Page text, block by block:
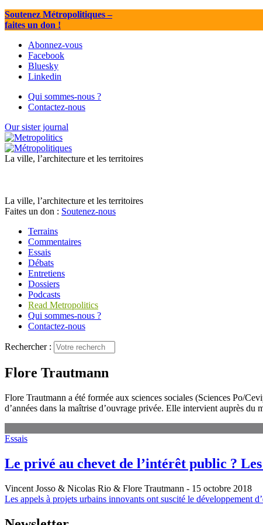
Soutenez Métropolitiques–
faites un don !
Abonnez-vous
Facebook
Bluesky
Linkedin
Qui sommes-nous ?
Contactez-nous
Our sister journal
La ville, l’architecture et les territoires
La ville, l’architecture et les territoires
Faites un don : Soutenez-nous
Terrains
Commentaires
Essais
Débats
Entretiens
Dossiers
Podcasts
Read Metropolitics
Qui sommes-nous ?
Contactez-nous
Rechercher :
Flore Trautmann
Flore Trautmann a été formée aux sciences sociales (Sciences Po/
d’années dans la maîtrise d’ouvrage privée. Elle intervient auprès du
Essais
Le privé au chevet de l’intérêt public ?
Vincent Josso & Nicolas Rio & Flore Trautmann - 15 octobre 2018
Les appels à projets urbains innovants ont suscité le développement